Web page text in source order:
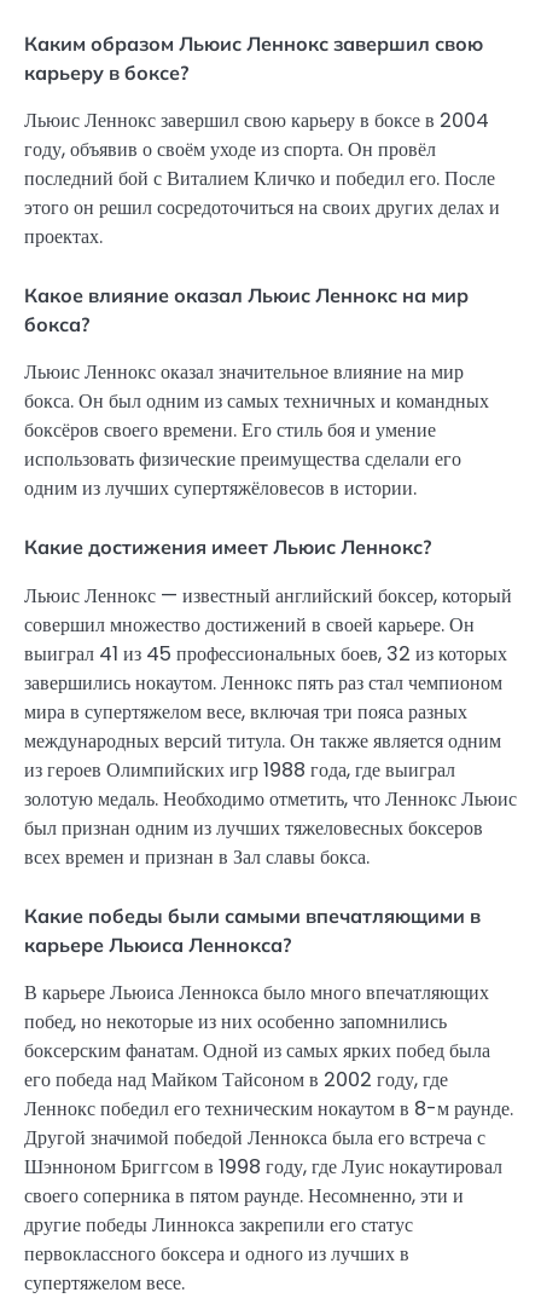
Каким образом Льюис Леннокс завершил свою
карьеру в боксе?
Льюис Леннокс завершил свою карьеру в боксе в 2004
году, объявив о своём уходе из спорта. Он провёл
последний бой с Виталием Кличко и победил его. После
этого он решил сосредоточиться на своих других делах и
проектах.
Какое влияние оказал Льюис Леннокс на мир
бокса?
Льюис Леннокс оказал значительное влияние на мир
бокса. Он был одним из самых техничных и командных
боксёров своего времени. Его стиль боя и умение
использовать физические преимущества сделали его
одним из лучших супертяжёловесов в истории.
Какие достижения имеет Льюис Леннокс?
Льюис Леннокс — известный английский боксер, который
совершил множество достижений в своей карьере. Он
выиграл 41 из 45 профессиональных боев, 32 из которых
завершились нокаутом. Леннокс пять раз стал чемпионом
мира в супертяжелом весе, включая три пояса разных
международных версий титула. Он также является одним
из героев Олимпийских игр 1988 года, где выиграл
золотую медаль. Необходимо отметить, что Леннокс Льюис
был признан одним из лучших тяжеловесных боксеров
всех времен и признан в Зал славы бокса.
Какие победы были самыми впечатляющими в
карьере Льюиса Леннокса?
В карьере Льюиса Леннокса было много впечатляющих
побед, но некоторые из них особенно запомнились
боксерским фанатам. Одной из самых ярких побед была
его победа над Майком Тайсоном в 2002 году, где
Леннокс победил его техническим нокаутом в 8-м раунде.
Другой значимой победой Леннокса была его встреча с
Шэнноном Бриггсом в 1998 году, где Луис нокаутировал
своего соперника в пятом раунде. Несомненно, эти и
другие победы Линнокса закрепили его статус
первоклассного боксера и одного из лучших в
супертяжелом весе.